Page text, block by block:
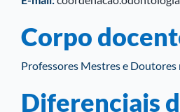
Corpo
Professores Mestres e Doutores
Diferenciais